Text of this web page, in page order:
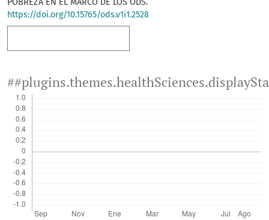
POBREZA EN EL MARCO DE LOS ODS.
https://doi.org/10.15765/ods.v1i1.2528